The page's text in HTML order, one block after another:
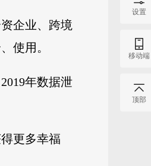
企业、跨境
使用。
年数据泄
更多幸福
设置
移动端
顶部